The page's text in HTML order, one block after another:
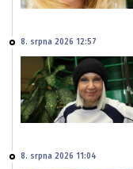
8. srpna 2026 12:57
8. srpna 2026 11:04